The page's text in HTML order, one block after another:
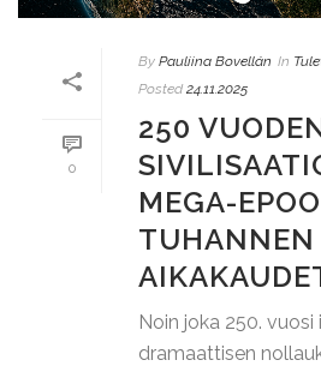
0
By Pauliina Bovellán In
Posted 24.11.2025
250
MEGA-
TUHANNEN
Noin joka 250.
dramaattisen